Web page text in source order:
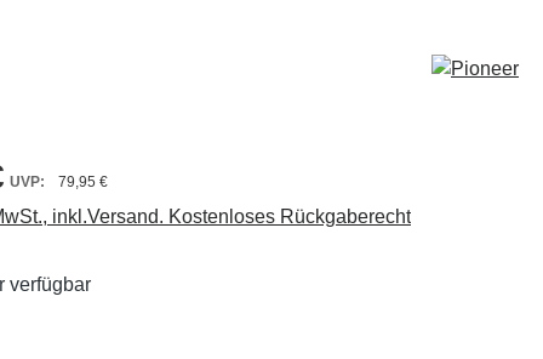
79,95 €
inkl.Versand. Kostenloses Rückgaberecht
verfügbar